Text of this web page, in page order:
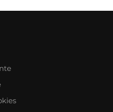
page